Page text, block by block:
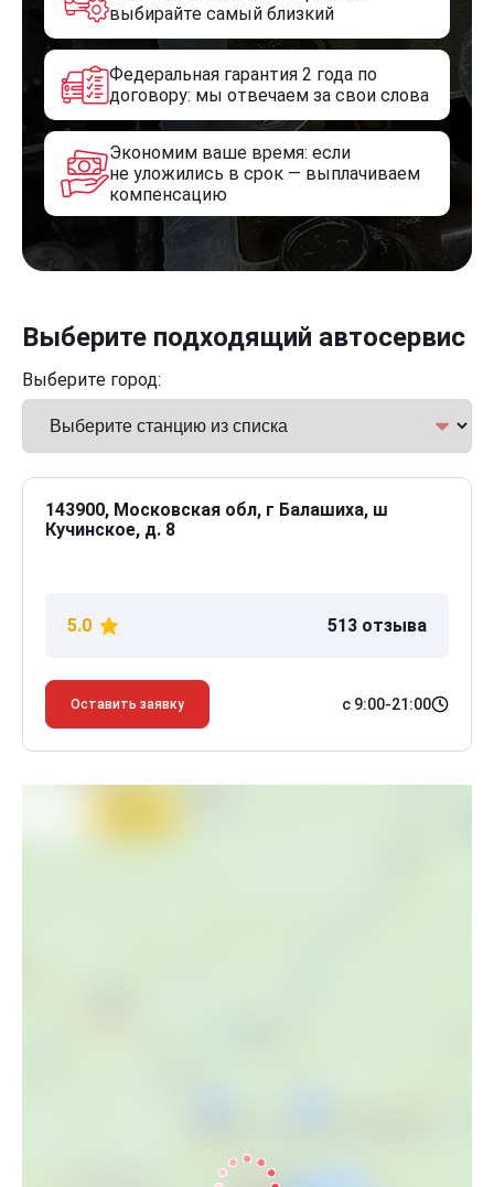
выбирайте самый близкий
Федеральная гарантия 2 года по
договору: мы отвечаем за свои слова
Экономим ваше время: если
не уложились в срок — выплачиваем
компенсацию
Выберите подходящий автосервис
Выберите город:
143900, Московская обл, г Балашиха, ш
Кучинское, д. 8
5.0 513 отзыва
Оставить заявку с 9:00-21:00